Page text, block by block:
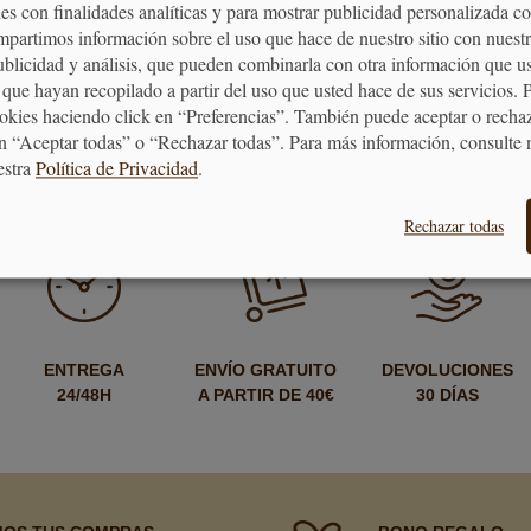
como un fabricante líder de utensilios de
una experiencia especial, sino también la posterior
empresa es guiarse por su ingenieria y conocimiento
quedar satisfechos con nada menos.
ENTREGA
24/48H
ENVÍO GRATUITO
A PARTIR DE 40€
DEVOLUCIONES
30 DÍAS
con finalidades analíticas y para mostrar publicidad personalizada
información sobre el uso que hace de nuestro sitio con
y análisis, que pueden combinarla con otra información que
hayan recopilado a partir del uso que usted hace de sus servicios.
haciendo click en “Preferencias”. También puede aceptar o
“Aceptar todas” o “Rechazar todas”. Para más información, consulte
Política de Privacidad.
Rechazar todas